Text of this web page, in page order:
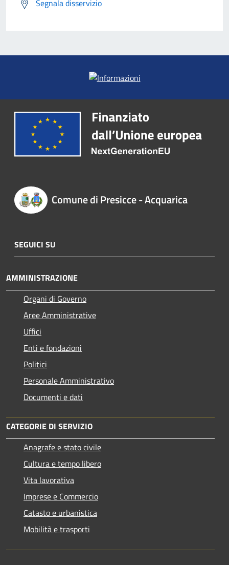
Segnala disservizio
Comune di Presicce - Acquarica
SEGUICI SU
AMMINISTRAZIONE
Organi di Governo
Aree Amministrative
Uffici
Enti e fondazioni
Politici
Personale Amministrativo
Documenti e dati
CATEGORIE DI SERVIZIO
Anagrafe e stato civile
Cultura e tempo libero
Vita lavorativa
Imprese e Commercio
Catasto e urbanistica
Mobilità e trasporti